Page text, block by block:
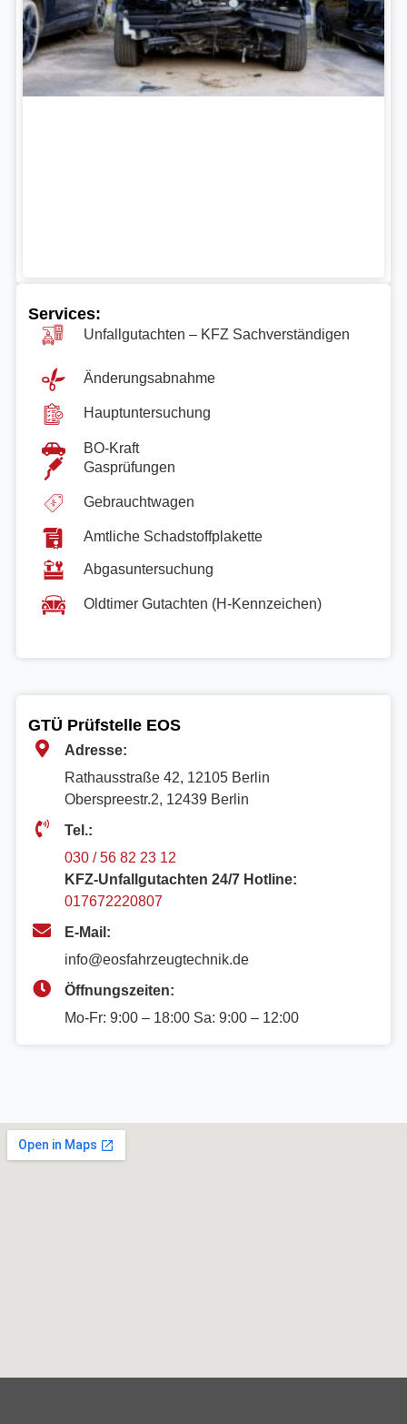
Services:
Unfallgutachten – KFZ Sachverständigen
Änderungsabnahme
Hauptuntersuchung
BO-Kraft
Gasprüfungen
Gebrauchtwagen
Amtliche Schadstoffplakette
Abgasuntersuchung
Oldtimer Gutachten (H-Kennzeichen)
GTÜ Prüfstelle EOS
Adresse:
Rathausstraße 42, 12105 Berlin
Oberspreestr.2, 12439 Berlin​
Tel.:
030 / 56 82 23 12
KFZ-Unfallgutachten 24/7 Hotline:
017672220807
E-Mail:
info@eosfahrzeugtechnik.de
Öffnungszeiten:
Mo-Fr: 9:00 – 18:00 Sa: 9:00 – 12:00